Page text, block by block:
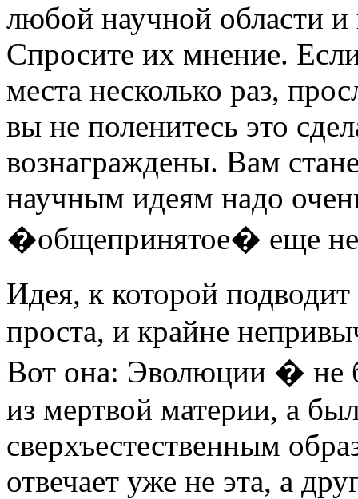
любой научной области
Спросите их мнение.
места несколько раз,
вы не поленитесь это
вознаграждены. Вам
научным идеям надо
�общепринятое� еще
Идея, к которой
проста, и крайне
Вот она: Эволюции � не
из мертвой материи, а
сверхъестественным
отвечает уже не эта, а